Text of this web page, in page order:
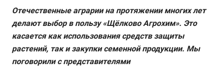
Отечественные аграрии на протяжении многих лет
делают выбор в пользу «Щёлково Агрохим». Это
касается как использования средств защиты
растений, так и закупки семенной продукции. Мы
поговорили с представителями